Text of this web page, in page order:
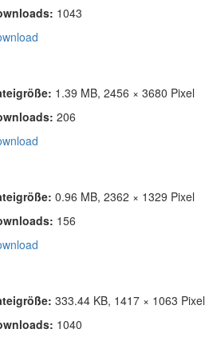
1043
1.39 MB, 2456 × 3680 Pixel
206
0.96 MB, 2362 × 1329 Pixel
156
333.44 KB, 1417 × 1063 Pixel
1040